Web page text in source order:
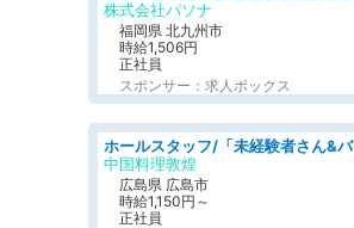
株式会社パソナ
福岡県 北九州市
時給1,506円
正社員
スポンサー：求人ボックス
中国料理敦煌
広島県 広島市
時給1,150円～
正社員